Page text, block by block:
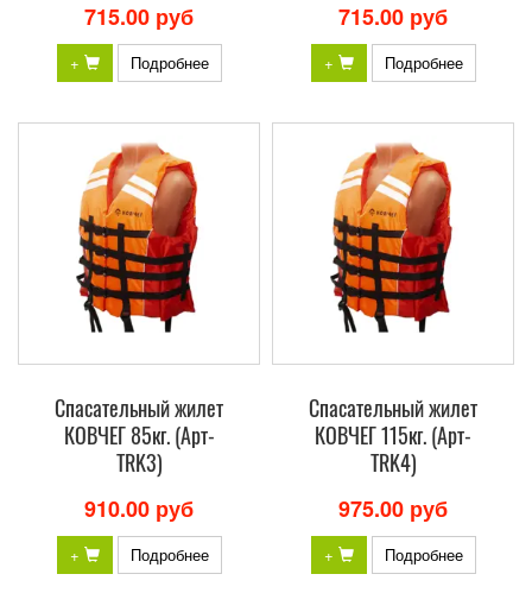
715.00 руб
+ Подробнее
715.00 руб
+ Подробнее
Спасательный жилет
КОВЧЕГ 85кг. (Арт-
TRK3)
910.00 руб
+ Подробнее
Спасательный жилет
КОВЧЕГ 115кг. (Арт-
TRK4)
975.00 руб
+ Подробнее